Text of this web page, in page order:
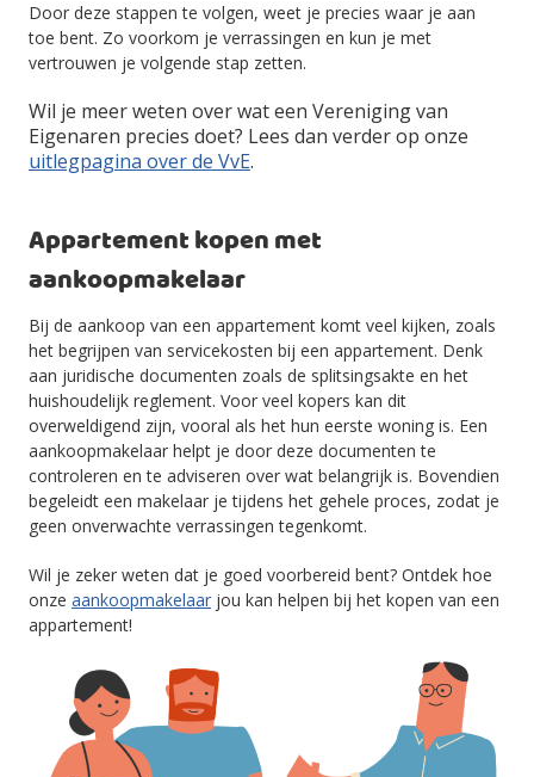
Door deze stappen te volgen, weet je precies waar je aan
toe bent. Zo voorkom je verrassingen en kun je met
vertrouwen je volgende stap zetten.
Wil je meer weten over wat een Vereniging van
Eigenaren precies doet? Lees dan verder op onze
uitlegpagina over de VvE.
Appartement kopen met
aankoopmakelaar
Bij de aankoop van een appartement komt veel kijken, zoals
het begrijpen van servicekosten bij een appartement. Denk
aan juridische documenten zoals de splitsingsakte en het
huishoudelijk reglement. Voor veel kopers kan dit
overweldigend zijn, vooral als het hun eerste woning is. Een
aankoopmakelaar helpt je door deze documenten te
controleren en te adviseren over wat belangrijk is. Bovendien
begeleidt een makelaar je tijdens het gehele proces, zodat je
geen onverwachte verrassingen tegenkomt.
Wil je zeker weten dat je goed voorbereid bent? Ontdek hoe
onze aankoopmakelaar jou kan helpen bij het kopen van een
appartement!